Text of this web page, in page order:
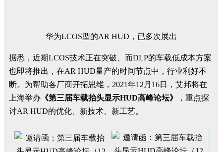
华为LCOS型的AR HUD，已多次展出
据悉，近期LCOS技术正在突破、而DLP的车载低成本方案
也即将推出，在AR HUD量产的时间节点中，行业利好不
断。为帮助各厂商开拓思维，2021年12月16日，艾邦将在
上海举办 《第三届车载抬头显示HUD高峰论坛》
，重点探
讨AR HUD的优化、新技术、新工艺。